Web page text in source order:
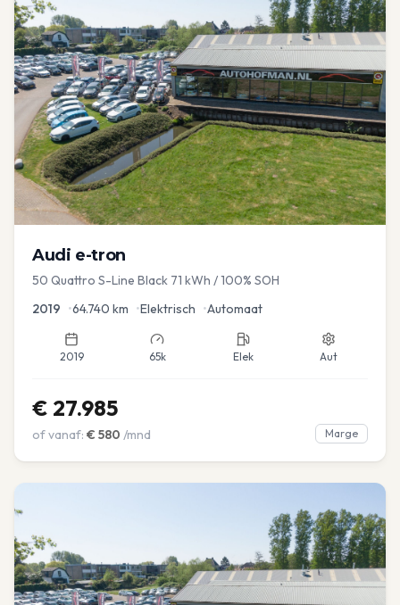
Audi e-tron
50 Quattro S-Line Black 71 kWh / 100% SOH
2019 •64.740 km •Elektrisch •Automaat
2019 65k Elek Aut
€ 27.985
of vanaf: € 580 /mnd Marge